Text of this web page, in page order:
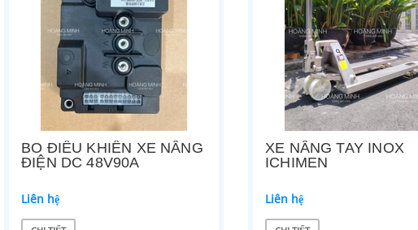
BO ĐIỀU KHIỂN XE NÂNG
ĐIỆN DC 48V90A
Liên hệ
XE NÂNG TAY INOX
ICHIMEN
Liên hệ